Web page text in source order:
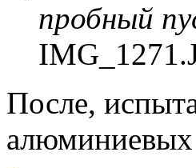
пробный
После,
алюминиевых